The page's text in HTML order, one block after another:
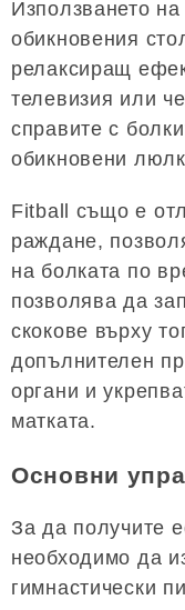
Използването
обикновения
релаксиращ
телевизия или
справите с
обикновени
Fitball също е
раждане,
на болката по
позволява да
скокове върху
допълнителен
органи и
матката.
Основни
За да получите
необходимо да
гимнастически